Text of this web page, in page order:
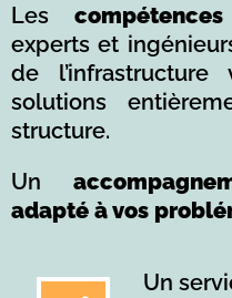
Les
experts et
de l’infrastructure
solutions
structure.
Un
adapté à vos
Un